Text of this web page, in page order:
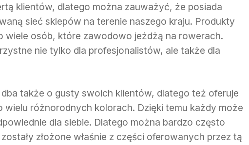
klientów, dlatego można zauważyć, że posiada
sieć sklepów na terenie naszego kraju. Produkty
wiele osób, które zawodowo jeżdżą na rowerach.
nie tylko dla profesjonalistów, ale także dla
także o gusty swoich klientów, dlatego też oferuje
różnorodnych kolorach. Dzięki temu każdy może
dla siebie. Dlatego można bardzo często
złożone właśnie z części oferowanych przez tą